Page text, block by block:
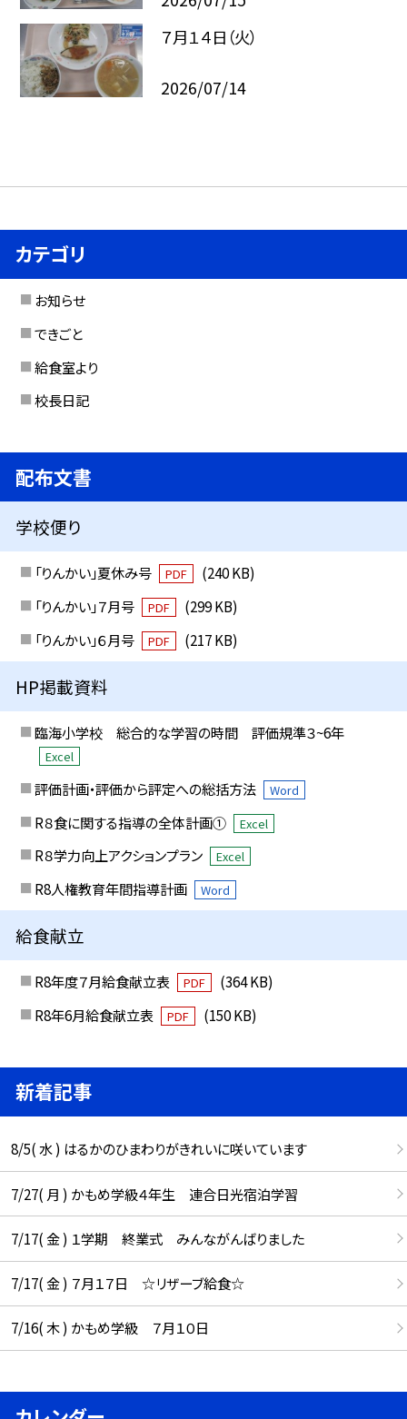
７月１４日（火）
2026/07/14
カテゴリ
お知らせ
できごと
給食室より
校長日記
配布文書
学校便り
「りんかい」夏休み号 PDF
(240 KB)
「りんかい」７月号
PDF
(299 KB)
「りんかい」６月号
PDF (217 KB)
HP掲載資料
臨海小学校 総合的な学習の時間 評価規準３~6年
Excel
評価計画・評価から評定への総括方法 Word
R８食に関する指導の全体計画① Excel
R８学力向上アクションプラン Excel
R8人権教育年間指導計画 Word
給食献立
R8年度７月給食献立表 PDF
(364 KB)
R8年6月給食献立表
PDF (150 KB)
新着記事
8/5( 水 ) はるかのひまわりがきれいに咲いています
7/27( 月 ) かもめ学級４年生 連合日光宿泊学習
7/17( 金 ) １学期 終業式 みんながんばりました
7/17( 金 ) ７月１７日 ☆リザーブ給食☆
7/16( 木 ) かもめ学級 ７月１０日